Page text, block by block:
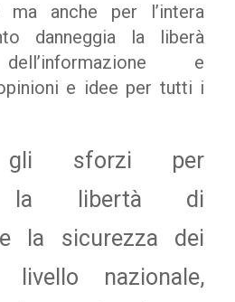
ma anche per l’intera
danneggia la liberà
e
e idee per tutti i
gli sforzi per
la libertà di
la sicurezza dei
nazionale,